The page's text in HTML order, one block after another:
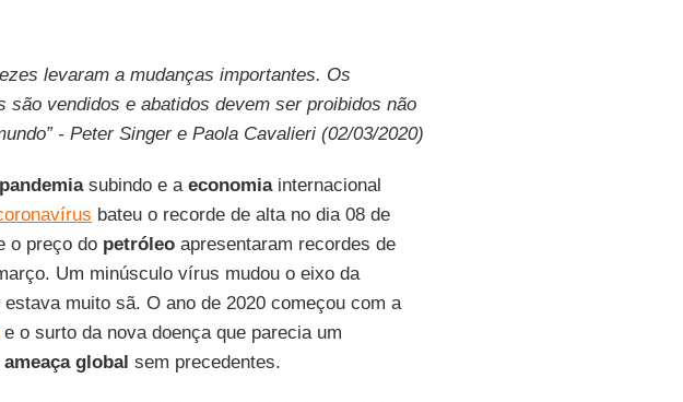
levaram a mudanças importantes. Os
vendidos e abatidos devem ser proibidos não
- Peter Singer e Paola Cavalieri (02/03/2020)
pandemiasubindo e a economiainternacional
bateu o recorde de alta no dia 08 de
o preço do petróleoapresentaram recordes de
Um minúsculo vírus mudou o eixo da
estava muito sã. O ano de 2020 começou com a
o surto da nova doença que parecia um
ameaça global sem precedentes.